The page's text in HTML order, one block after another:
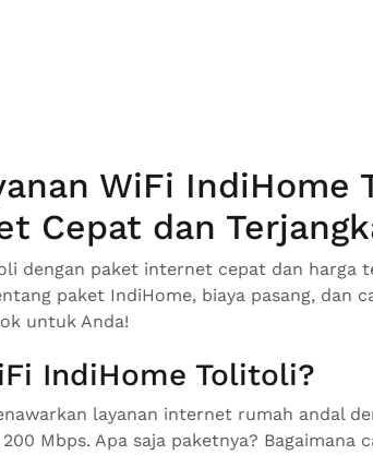
WiFi IndiHome
Cepat dan
dengan paket internet cepat dan harga
paket IndiHome, biaya pasang, dan
untuk Anda!
IndiHome Tolitoli?
layanan internet rumah andal
Mbps. Apa saja paketnya? Bagaimana